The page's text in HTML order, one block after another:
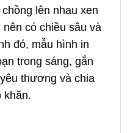
lên nhau xen
có chiều sâu và
đó, mẫu hình in
trong sáng, gắn
thương và chia
khăn.